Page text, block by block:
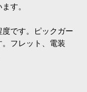
す。
です。ピックガー
。フレット、電装